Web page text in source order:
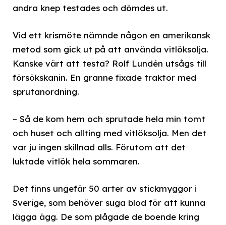
andra knep testades och dömdes ut.
Vid ett krismöte nämnde någon en amerikansk
metod som gick ut på att använda vitlöksolja.
Kanske värt att testa? Rolf Lundén utsågs till
försökskanin. En granne fixade traktor med
sprutanordning.
– Så de kom hem och sprutade hela min tomt
och huset och allting med vitlöksolja. Men det
var ju ingen skillnad alls. Förutom att det
luktade vitlök hela sommaren.
Det finns ungefär 50 arter av stickmyggor i
Sverige, som behöver suga blod för att kunna
lägga ägg. De som plågade de boende kring